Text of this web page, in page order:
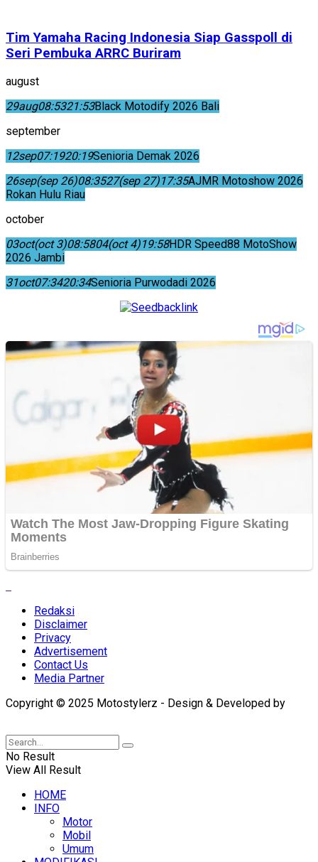
Tim Yamaha Racing Indonesia Siap Gasspoll di
Seri Pembuka ARRC Buriram
august
29aug08:5321:53Black Motodify 2026 Bali
september
12sep07:1920:19Senioria Demak 2026
26sep(sep 26)08:3527(sep 27)17:35AJMR Motoshow 2026
Rokan Hulu Riau
october
03oct(oct 3)08:5804(oct 4)19:58HDR Speed88 MotoShow
2026 Jambi
31oct07:3420:34Senioria Purwodadi 2026
Redaksi
Disclaimer
Privacy
Advertisement
Contact Us
Media Partner
Copyright © 2025 Motostylerz - Design & Developed by
No Result
View All Result
HOME
INFO
Motor
Mobil
Umum